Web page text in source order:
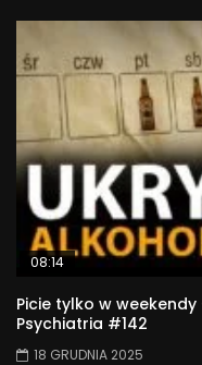
08:14
Picie tylko w weekendy
Psychiatria #142
18 GRUDNIA 2025